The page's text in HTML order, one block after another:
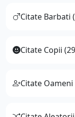
Citate Barbati
Citate Copii
Citate Oameni